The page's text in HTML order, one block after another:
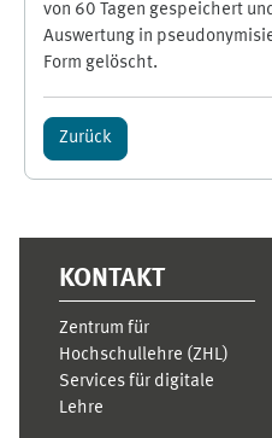
von 60 Tagen gespeichert
Auswertung in
Form gelöscht.
Zurück
KONTAKT
Zentrum für
Hochschullehre (ZHL)
Services für digitale
Lehre